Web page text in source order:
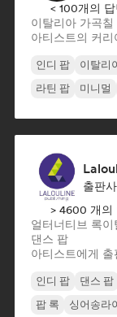
< 100개의
이탈리아 가곡칠
아티스트의 커리
인디 팝 이탈리
라틴 팝
미니멀
출판사
> 4600 개의
얼터너티브 록이
댄스 팝
아티스트에게
인디 팝 댄스 팝
팝 록
싱어송라